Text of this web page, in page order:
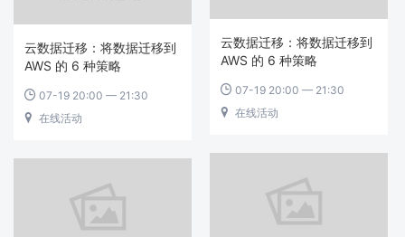
云数据迁移：将数据迁移到
AWS 的 6 种策略
 07-19 20:00 — 21:30
 在线活动
云数据迁移：将数据迁移到
AWS 的 6 种策略
 07-19 20:00 — 21:30
 在线活动